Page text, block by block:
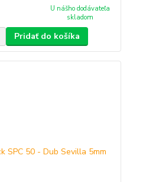
U nášho dodávateľa
skladom
Pridať do košíka